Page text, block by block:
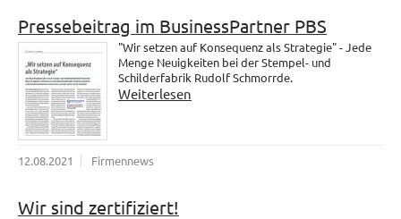
Pressebeitrag im BusinessPartner PBS
"Wir setzen auf Konsequenz als Strategie" - Jede
Menge Neuigkeiten bei der Stempel- und
Schilderfabrik Rudolf Schmorrde.
Weiterlesen
12.08.2021 Firmennews
Wir sind zertifiziert!